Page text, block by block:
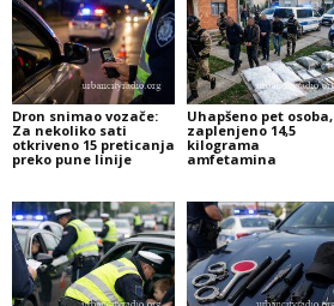
Dron snimao vozače:
Za nekoliko sati
otkriveno 15 preticanja
preko pune linije
Uhapšeno pet osoba,
zaplenjeno 14,5
kilograma
amfetamina